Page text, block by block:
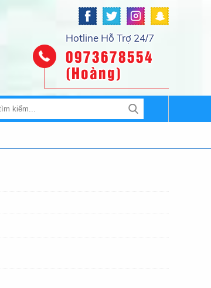
Hotline Hỗ Trợ 24/7
0973678554
(Hoàng)